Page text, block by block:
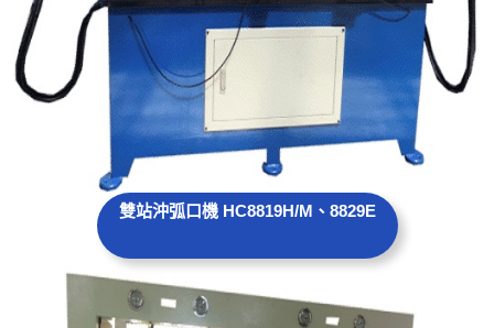
雙站沖弧口機 HC8819H/M、8829E